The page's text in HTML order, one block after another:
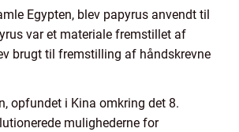
Egypten, blev papyrus anvendt til
var et materiale fremstillet af
brugt til fremstilling af håndskrevne
opfundet i Kina omkring det 8.
mulighederne for